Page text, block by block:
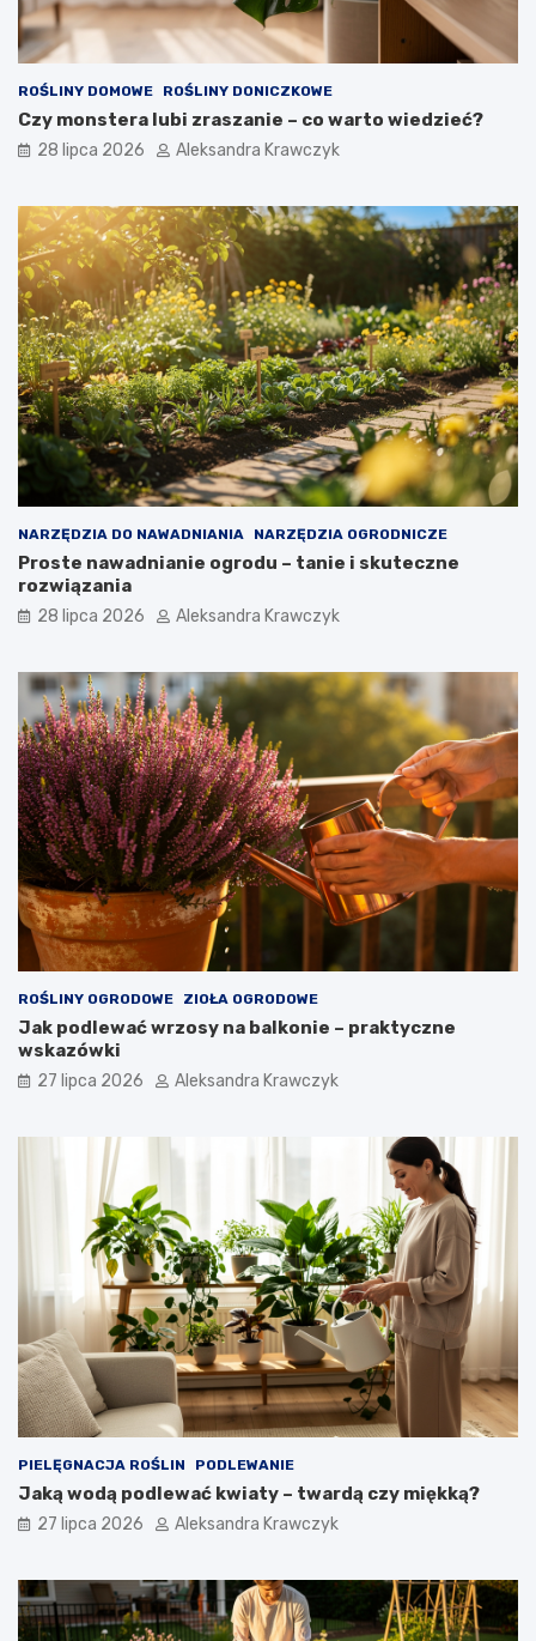
ROŚLINY DOMOWE ROŚLINY DONICZKOWE
Czy monstera lubi zraszanie – co warto wiedzieć?
28 lipca 2026 Aleksandra Krawczyk
NARZĘDZIA DO NAWADNIANIA NARZĘDZIA OGRODNICZE
Proste nawadnianie ogrodu – tanie i skuteczne
rozwiązania
28 lipca 2026 Aleksandra Krawczyk
ROŚLINY OGRODOWE ZIOŁA OGRODOWE
Jak podlewać wrzosy na balkonie – praktyczne
wskazówki
27 lipca 2026 Aleksandra Krawczyk
PIELĘGNACJA ROŚLIN PODLEWANIE
Jaką wodą podlewać kwiaty – twardą czy miękką?
27 lipca 2026 Aleksandra Krawczyk